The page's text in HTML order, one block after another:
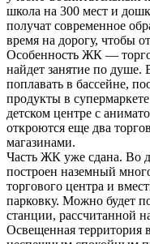
школа на 300 мест и
получат современное
время на дорогу, чтобы
Особенность ЖК —
найдет занятие по душе.
поплавать в бассейне,
продукты в
детском центре с
откроются еще два
магазинами.
Часть ЖК уже сдана. Во
построен наземный
торгового центра и
парковку. Можно будет
станции, рассчитанной
Освещенная территория